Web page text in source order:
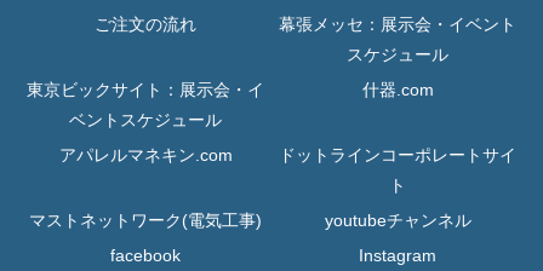
ご注文の流れ
幕張メッセ：展示会・イベント
スケジュール
東京ビックサイト：展示会・イ
ベントスケジュール
什器.com
アパレルマネキン.com
ドットラインコーポレートサイ
ト
マストネットワーク(電気工事)
youtubeチャンネル
facebook
Instagram